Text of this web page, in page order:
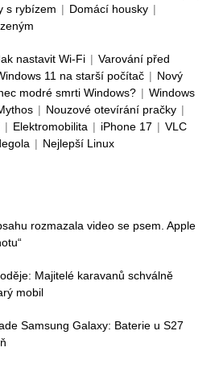
s rybízem | Domácí housky |
nastavit Wi-Fi | Varování před
11 na starší počítač | Nový
modré smrti Windows? | Windows
| Nouzové otevírání pračky |
| Elektromobilita | iPhone 17 | VLC
| Nejlepší Linux
rozmazala video se psem. Apple
Majitelé karavanů schválně
mobil
Samsung Galaxy: Baterie u S27